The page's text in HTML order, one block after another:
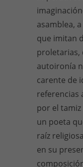
asamblea,
que imitan
proletarias,
autoironía
carente de
referencias
por el
un poeta
raíz
en su